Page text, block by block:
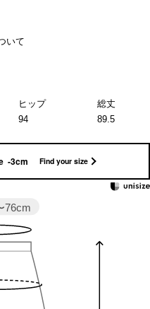
いて
ヒップ
総丈
94
89.5
-3cm Find your size
76cm